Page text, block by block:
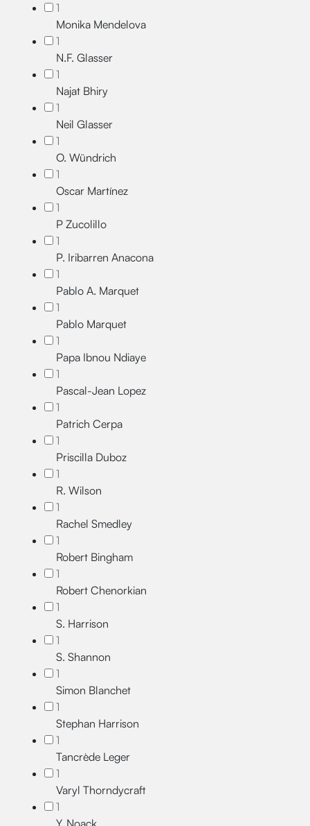
1
Monika Mendelova
1
N.F. Glasser
1
Najat Bhiry
1
Neil Glasser
1
O. Wündrich
1
Oscar Martínez
1
P Zucolillo
1
P. Iribarren Anacona
1
Pablo A. Marquet
1
Pablo Marquet
1
Papa Ibnou Ndiaye
1
Pascal-Jean Lopez
1
Patrich Cerpa
1
Priscilla Duboz
1
R. Wilson
1
Rachel Smedley
1
Robert Bingham
1
Robert Chenorkian
1
S. Harrison
1
S. Shannon
1
Simon Blanchet
1
Stephan Harrison
1
Tancrède Leger
1
Varyl Thorndycraft
1